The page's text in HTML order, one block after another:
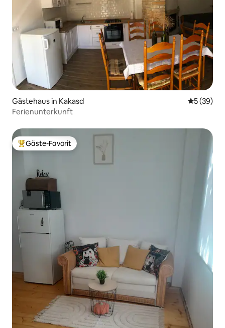
Gästehaus in Kakasd
5 (39)
Ferienunterkunft
Beliebter Gäste-Favorit.
Gäste-Favorit